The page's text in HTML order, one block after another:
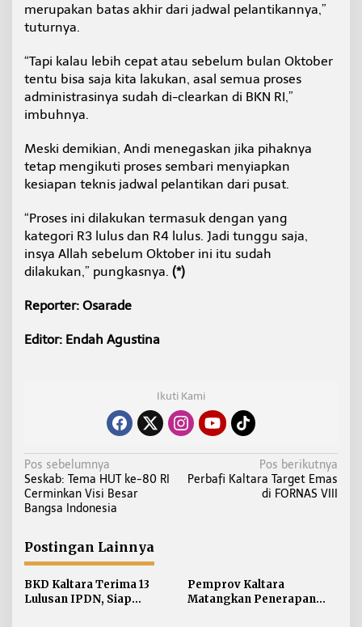
merupakan batas akhir dari jadwal pelantikannya,”
tuturnya.
“Tapi kalau lebih cepat atau sebelum bulan Oktober
tentu bisa saja kita lakukan, asal semua proses
administrasinya sudah di-clearkan di BKN RI,”
imbuhnya.
Meski demikian, Andi menegaskan jika pihaknya
tetap mengikuti proses sembari menyiapkan
kesiapan teknis jadwal pelantikan dari pusat.
“Proses ini dilakukan termasuk dengan yang
kategori R3 lulus dan R4 lulus. Jadi tunggu saja,
insya Allah sebelum Oktober ini itu sudah
dilakukan,” pungkasnya. (*)
Reporter: Osarade
Editor: Endah Agustina
Ikuti Kami
N
a
v
g
a
s
i
Pos sebelumnya
Seskab: Tema HUT ke-80 RI
Cerminkan Visi Besar
Bangsa Indonesia
Pos berikutnya
Perbafi Kaltara Target Emas
di FORNAS VIII
Postingan Lainnya
BKD Kaltara Terima 13
Lulusan IPDN, Siap
Pemprov Kaltara
Matangkan Penerapan